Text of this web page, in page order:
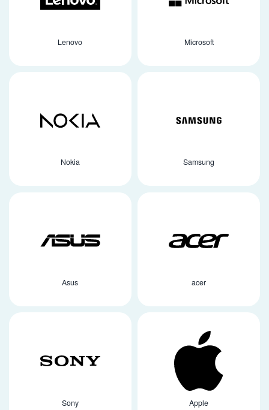
Lenovo Microsoft
Nokia Samsung
Asus acer
Sony Apple